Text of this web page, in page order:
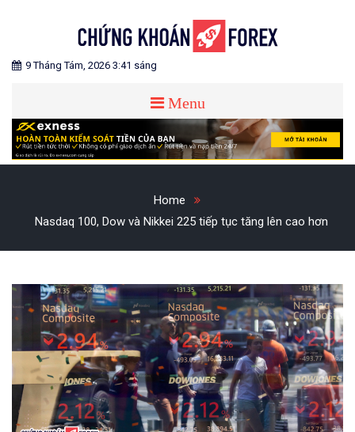
CHỨNG KHOÁN FOREX
Blog chia sẻ về Chứng Khoán và Forex
9 Tháng Tám, 2026 3:41 sáng
Menu
Home
Nasdaq 100, Dow và Nikkei 225 tiếp tục tăng lên cao hơn